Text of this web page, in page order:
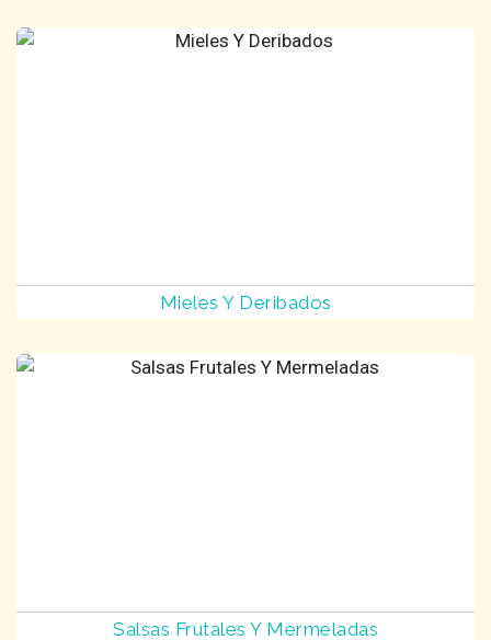
Mieles Y Deribados
Salsas Frutales Y Mermeladas